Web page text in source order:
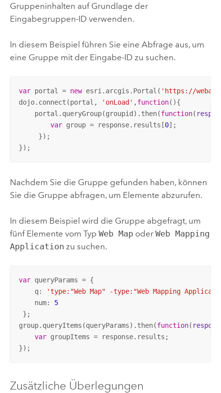
Gruppeninhalten auf Grundlage der
Eingabegruppen-ID verwenden.
In diesem Beispiel führen Sie eine Abfrage aus, um
eine Gruppe mit der Eingabe-ID zu suchen.
var portal = new esri.arcgis.Portal( 'https://
dojo.connect(portal,
'onLoad' ,function( ){
    portal.queryGroup(groupid).then(
function(
var group = response.results[0];
     });
});
Nachdem Sie die Gruppe gefunden haben, können
Sie die Gruppe abfragen, um Elemente abzurufen.
In diesem Beispiel wird die Gruppe abgefragt, um
fünf Elemente vom Typ Web Mapoder Web Mapping
Application zu suchen.
var queryParams = {
    q:
'type:"Web Map" -type:"Web Mapping
    num:
5
};
group.queryItems(queryParams).then(function(
var groupItems = response.results;
});
Zusätzliche Überlegungen